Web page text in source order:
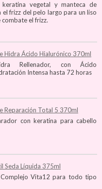
keratina vegetal y manteca de
el frizz del pelo largo para un liso
el frizz.
Hidra Ácido Hialurónico 370ml
Rellenador, con Ácido
Intensa hasta 72 horas
Reparación Total 5 370ml
con keratina para cabello
Seda Líquida 375ml
Vita12 para todo tipo